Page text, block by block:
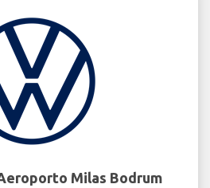
Milas Bodrum